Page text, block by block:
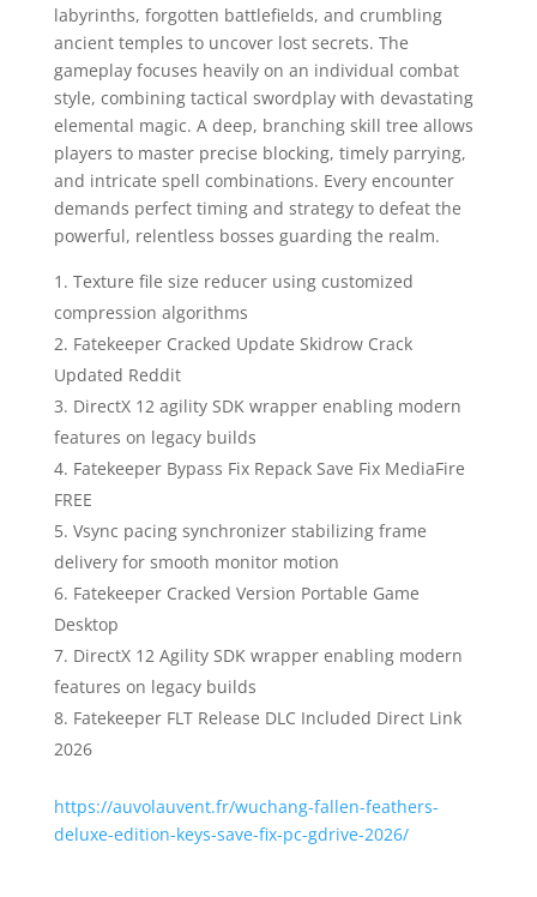
labyrinths, forgotten battlefields, and crumbling
ancient temples to uncover lost secrets. The
gameplay focuses heavily on an individual combat
style, combining tactical swordplay with devastating
elemental magic. A deep, branching skill tree allows
players to master precise blocking, timely parrying,
and intricate spell combinations. Every encounter
demands perfect timing and strategy to defeat the
powerful, relentless bosses guarding the realm.
Texture file size reducer using customized
compression algorithms
Fatekeeper Cracked Update Skidrow Crack
Updated Reddit
DirectX 12 agility SDK wrapper enabling modern
features on legacy builds
Fatekeeper Bypass Fix Repack Save Fix MediaFire
FREE
Vsync pacing synchronizer stabilizing frame
delivery for smooth monitor motion
Fatekeeper Cracked Version Portable Game
Desktop
DirectX 12 Agility SDK wrapper enabling modern
features on legacy builds
Fatekeeper FLT Release DLC Included Direct Link
2026
https://auvolauvent.fr/wuchang-fallen-feathers-
deluxe-edition-keys-save-fix-pc-gdrive-2026/